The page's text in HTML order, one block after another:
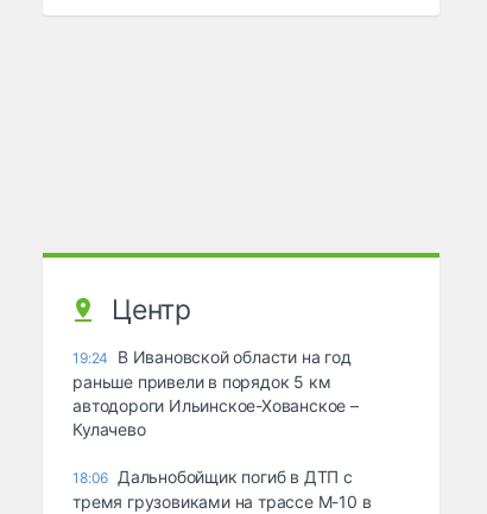
Центр
19:24
В Ивановской области на год
раньше привели в порядок 5 км
автодороги Ильинское-Хованское –
Кулачево
18:06 Дальнобойщик погиб в ДТП с
тремя грузовиками на трассе М-10 в